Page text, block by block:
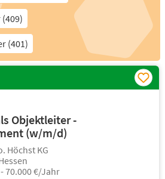
(401)
Objektleiter -
(w/m/d)
Höchst KG
70.000 €/Jahr